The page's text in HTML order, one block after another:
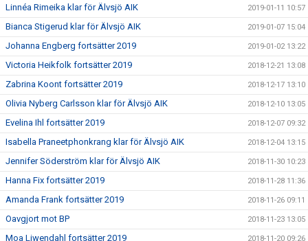
Linnéa Rimeika klar för Älvsjö AIK 2019-01-11 10:57
Bianca Stigerud klar för Älvsjö AIK 2019-01-07 15:04
Johanna Engberg fortsätter 2019 2019-01-02 13:22
Victoria Heikfolk fortsätter 2019 2018-12-21 13:08
Zabrina Koont fortsätter 2019 2018-12-17 13:10
Olivia Nyberg Carlsson klar för Älvsjö AIK 2018-12-10 13:05
Evelina Ihl fortsätter 2019 2018-12-07 09:32
Isabella Praneetphonkrang klar för Älvsjö AIK 2018-12-04 13:15
Jennifer Söderström klar för Älvsjö AIK 2018-11-30 10:23
Hanna Fix fortsätter 2019 2018-11-28 11:36
Amanda Frank fortsätter 2019 2018-11-26 09:11
Oavgjort mot BP 2018-11-23 13:05
Moa Liwendahl fortsätter 2019 2018-11-20 09:26